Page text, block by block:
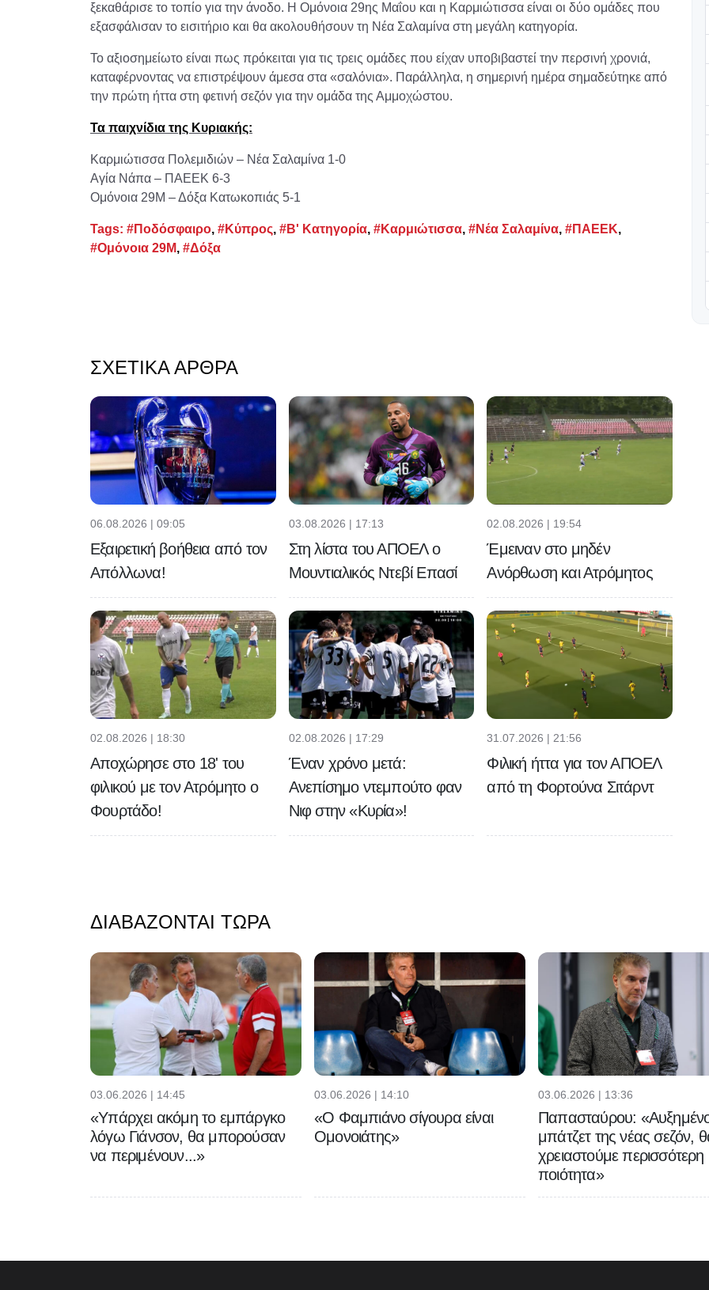
ξεκαθάρισε το τοπίο για την άνοδο. Η Ομόνοια 29ης Μαΐου και η Καρμιώτισσα είναι οι δύο ομάδες που
εξασφάλισαν το εισιτήριο και θα ακολουθήσουν τη Νέα Σαλαμίνα στη μεγάλη κατηγορία.
Το αξιοσημείωτο είναι πως πρόκειται για τις τρεις ομάδες που είχαν υποβιβαστεί την περσινή χρονιά,
καταφέρνοντας να επιστρέψουν άμεσα στα «σαλόνια». Παράλληλα, η σημερινή ημέρα σημαδεύτηκε από
την πρώτη ήττα στη φετινή σεζόν για την ομάδα της Αμμοχώστου.
Τα παιχνίδια της Κυριακής:
Καρμιώτισσα Πολεμιδιών – Νέα Σαλαμίνα 1-0
Αγία Νάπα – ΠΑΕΕΚ 6-3
Ομόνοια 29Μ – Δόξα Κατωκοπιάς 5-1
Tags: #Ποδόσφαιρο, #Κύπρος, #Β' Κατηγορία, #Καρμιώτισσα, #Νέα Σαλαμίνα, #ΠΑΕΕΚ,
#Ομόνοια 29Μ, #Δόξα
ΣΧΕΤΙΚΆ ΆΡΘΡΑ
06.08.2026 | 09:05
Εξαιρετική βοήθεια από τον
Απόλλωνα!
03.08.2026 | 17:13
Στη λίστα του ΑΠΟΕΛ ο
Μουντιαλικός Ντεβί Επασί
02.08.2026 | 19:54
Έμειναν στο μηδέν
Ανόρθωση και Ατρόμητος
02.08.2026 | 18:30
Αποχώρησε στο 18' του
φιλικού με τον Ατρόμητο ο
Φουρτάδο!
02.08.2026 | 17:29
Έναν χρόνο μετά:
Ανεπίσημο ντεμπούτο φαν
Νιφ στην «Κυρία»!
31.07.2026 | 21:56
Φιλική ήττα για τον ΑΠΟΕΛ
από τη Φορτούνα Σιτάρντ
ΔΙΑΒΆΖΟΝΤΑΙ ΤΏΡΑ
03.06.2026 | 14:45
«Υπάρχει ακόμη το εμπάργκο
λόγω Γιάνσον, θα μπορούσαν
να περιμένουν...»
03.06.2026 | 14:10
«Ο Φαμπιάνο σίγουρα είναι
Ομονοιάτης»
03.06.2026 | 13:36
Παπασταύρου:
μπάτζετ της νέας σεζόν,
χρειαστούμε περισσότερη
ποιότητα»